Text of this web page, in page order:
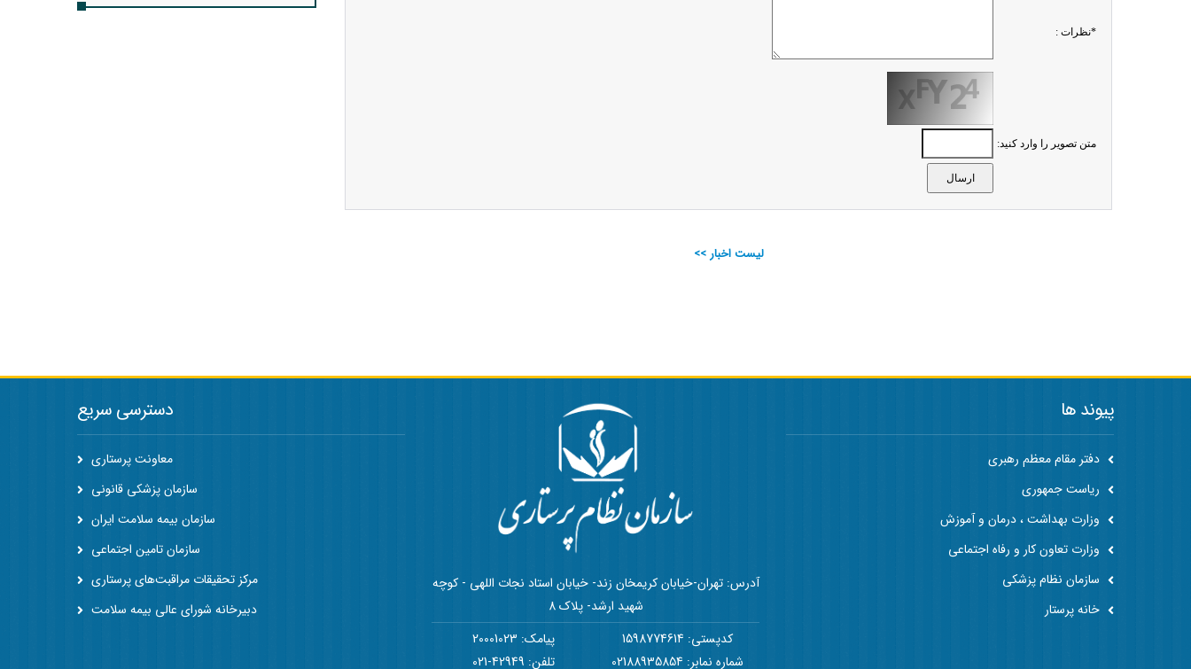
*نظرات :
متن تصویر را وارد کنید:
لیست اخبار >>
پیوند ها
دفتر مقام معظم رهبری
ریاست جمهوری
وزارت بهداشت ، درمان و آموزش
وزارت تعاون کار و رفاه اجتماعی
سازمان نظام پزشکی
خانه پرستار
آدرس: تهران-خیابان کریمخان زند- خیابان استاد نجات اللهی - کوچه
شهید ارشد- پلاک 8
کدپستی: 1598774614
پیامک: 20001023
شماره نمابر: 02188935854
تلفن: 42949-021
دسترسی سریع
معاونت پرستاری
سازمان پزشکی قانونی
سازمان بیمه سلامت ایران
سازمان تامین اجتماعی
مرکز تحقیقات مراقبت‌های پرستاری
دبیرخانه شورای عالی بیمه سلامت